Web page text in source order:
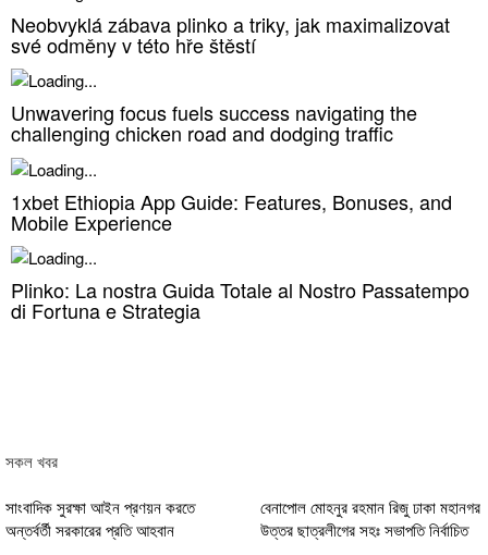
Neobvyklá zábava plinko a triky, jak maximalizovat
své odměny v této hře štěstí
Unwavering focus fuels success navigating the
challenging chicken road and dodging traffic
1xbet Ethiopia App Guide: Features, Bonuses, and
Mobile Experience
Plinko: La nostra Guida Totale al Nostro Passatempo
di Fortuna e Strategia
সকল খবর
সাংবাদিক সুরক্ষা আইন প্রণয়ন করতে
অন্তর্বর্তী সরকারের প্রতি আহবান
বেনাপোল মোহনুর রহমান রিজু ঢাকা মহানগর
উত্তর ছাত্রলীগের সহঃ সভাপতি নির্বাচিত